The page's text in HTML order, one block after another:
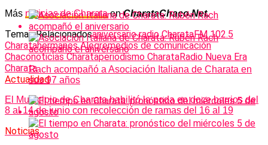
Más noticias de CharataenCharataChaco.Net.
Temas Relacionadosaniversario radio CharataFM 102.5
Charatahermanos Alegremedios de comunicación
Chaconoticias Charataperiodismo CharataRadio Nueva Era
Charata
Actualidad
El Municipio de Charata habilitó la poda en doce barrios del
8 al 14 de junio con recolección de ramas del 16 al 19
Noticias
Rach acompañó a Asociación Italiana de Charata en
sus 97 años